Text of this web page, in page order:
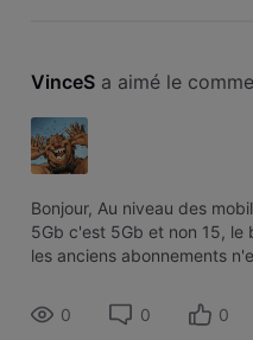
VinceS a aimé le
Bonjour, Au niveau des
5Gb c'est 5Gb et non 15, le
les anciens abonnements
vous devrez choisir l'a
0 0 0